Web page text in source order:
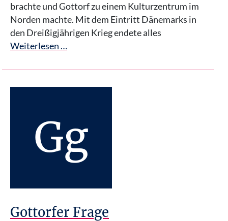
brachte und Gottorf zu einem Kulturzentrum im
Norden machte. Mit dem Eintritt Dänemarks in
den Dreißigjährigen Krieg endete alles
Weiterlesen …
Gg
Gottorfer Frage